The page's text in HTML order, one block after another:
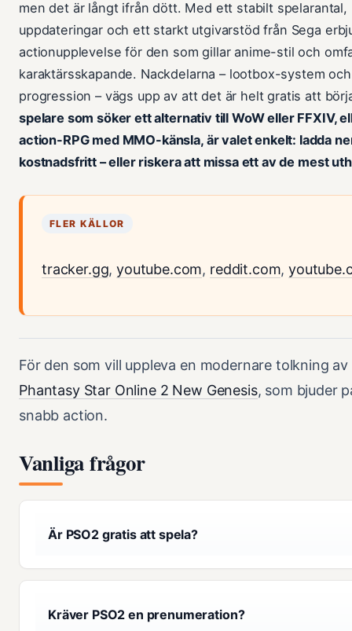
men det är långt ifrån dött. Med ett stabilt spelarantal,
uppdateringar och ett starkt utgivarstöd från Sega
actionupplevelse för den som gillar anime-stil och
karaktärsskapande. Nackdelarna – lootbox-system
progression – vägs upp av att det är helt gratis att
spelare som söker ett alternativ till WoW eller FFXIV,
action-RPG med MMO-känsla, är valet enkelt: ladda
kostnadsfritt – eller riskera att missa ett av de mest
FLER KÄLLOR
tracker.gg,youtube.com, reddit.com,
För den som vill uppleva en modernare tolkning
Phantasy Star Online 2 New Genesis, som bjuder
snabb action.
Vanliga frågor
Är PSO2 gratis att spela?
Kräver PSO2 en prenumeration?